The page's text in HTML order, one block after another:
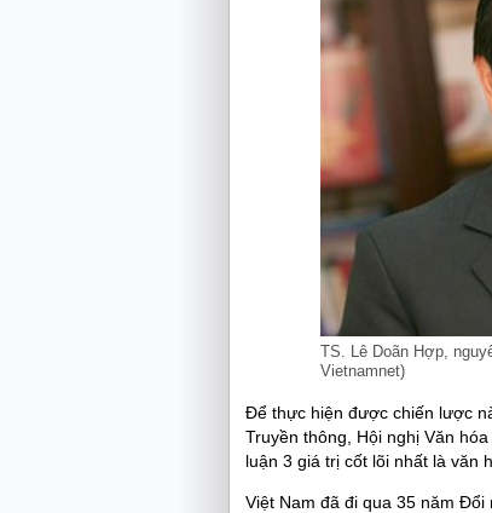
TS. Lê Doãn Hợp,
Vietnamnet)
Để thực hiện được chiến lược
Truyền thông, Hội nghị Văn
luận 3 giá trị cốt lõi nhất là văn
Việt Nam đã đi qua 35 năm